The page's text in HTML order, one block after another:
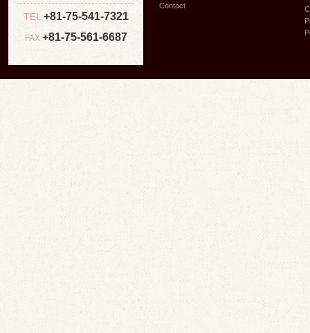
TEL +81-75-541-7321
FAX +81-75-561-6687
Contact